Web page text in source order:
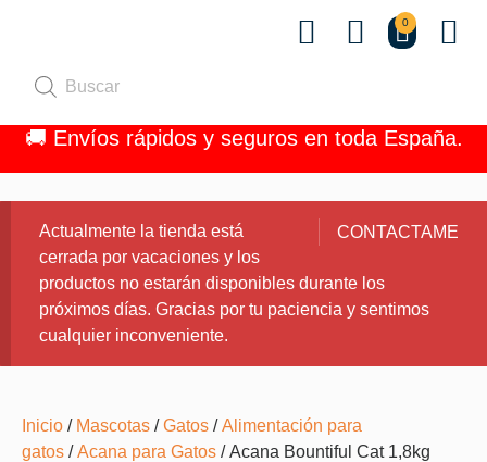
0
🚚 Envíos rápidos y seguros en toda España.
CONTACTAME
Actualmente la tienda está
cerrada por vacaciones y los
productos no estarán disponibles durante los
próximos días. Gracias por tu paciencia y sentimos
cualquier inconveniente.
Inicio / Mascotas /Gatos /Alimentación para
gatos /Acana para Gatos / Acana Bountiful Cat 1,8kg